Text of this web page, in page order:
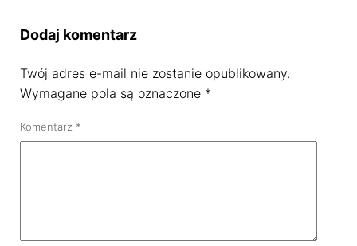
Dodaj komentarz
Twój adres e-mail nie zostanie opublikowany.
Wymagane pola są oznaczone *
Komentarz *